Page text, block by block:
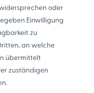
oder
Einwilligung
zu
an welche
übermittelt
zuständigen